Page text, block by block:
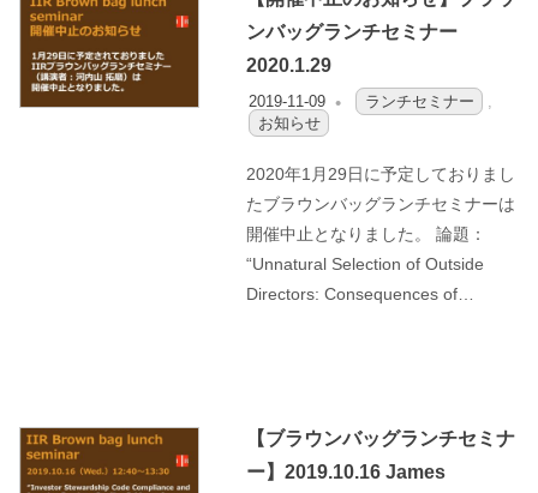
ンバッグランチセミナー
2020.1.29
2019-11-09 OFO3_TESTIIR
ランチセミナー
お知らせ
2020年1月29日に予定しておりまし
たブラウンバッグランチセミナーは
開催中止となりました。 論題：
“Unnatural Selection of Outside
Directors: Consequences of…
【ブラウンバッグランチセミナ
ー】2019.10.16 James